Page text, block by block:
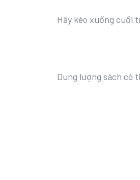
Hãy kéo xuống cuối
Dung lượng sách có